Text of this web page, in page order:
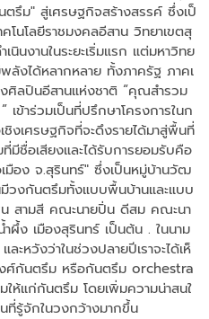
รึม" สู่เศรษฐกิจสร้างสรรค์ ซึ่งเป็
โนโลยีราชมงคลอีสาน วิทยาเขตสุ
นินงานในระยะเริ่มแรก แต่มหาวิทย
ลังได้หลากหลาย ทั้งภาครัฐ ภาคเ
ศิลปินอีสานแห่งชาติ “คุณสำรวม
ข้าร่วมเป็นที่ปรึกษาโครงการในก
งเศรษฐกิจที่จะดึงรายได้มาสู่พื้นที่
มีชื่อเสียงและได้รับการยอมรับคือ
มือง จ.สุรินทร์" ซึ่งเป็นหมู่บ้านวัฒ
วงกันตรึมทั้งแบบพื้นบ้านและแบบ
สามสี คณะนายปิ่น ดีสม คณะนา
ง เมืองสุรินทร์ เป็นต้น . ในนาม
หวังว่าในช่วงปลายปีเราจะได้เห็
ศ์กันตรึม หรือกันตรึม orchestra
ให้แก่กันตรึม โดยเพิ่มความน่าสนใ
ที่รู้จักในวงกว้างมากขึ้น